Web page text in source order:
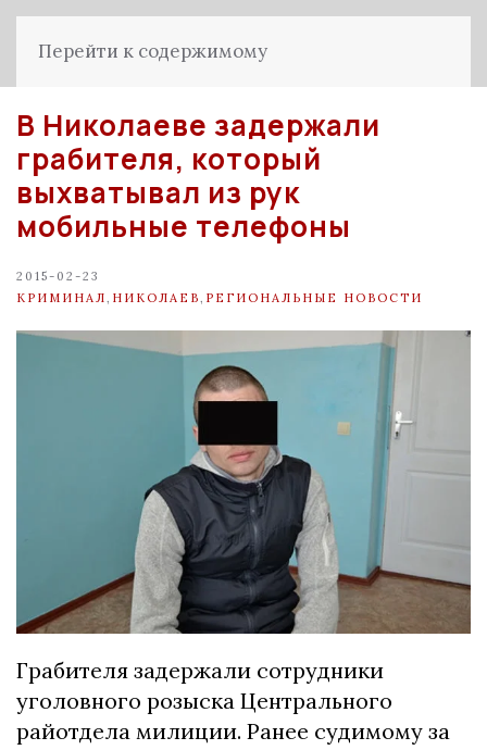
Перейти к содержимому
В Николаеве задержали
грабителя, который
выхватывал из рук
мобильные телефоны
2015-02-23
КРИМИНАЛ НИКОЛАЕВ РЕГИОНАЛЬНЫЕ НОВОСТИ
Грабителя задержали сотрудники
уголовного розыска Центрального
райотдела милиции. Ранее судимому за